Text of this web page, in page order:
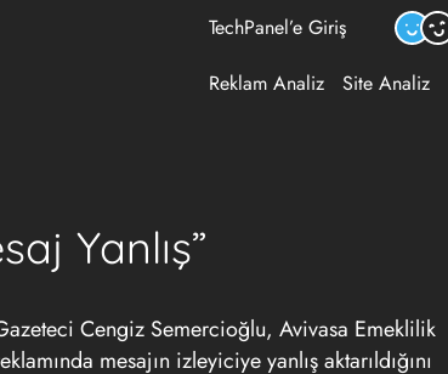
TechPanel’e Giriş
Reklam Analiz Site Analiz
Yanlış”
Cengiz Semercioğlu, Avivasa Emeklilik
mesajın izleyiciye yanlış aktarıldığını